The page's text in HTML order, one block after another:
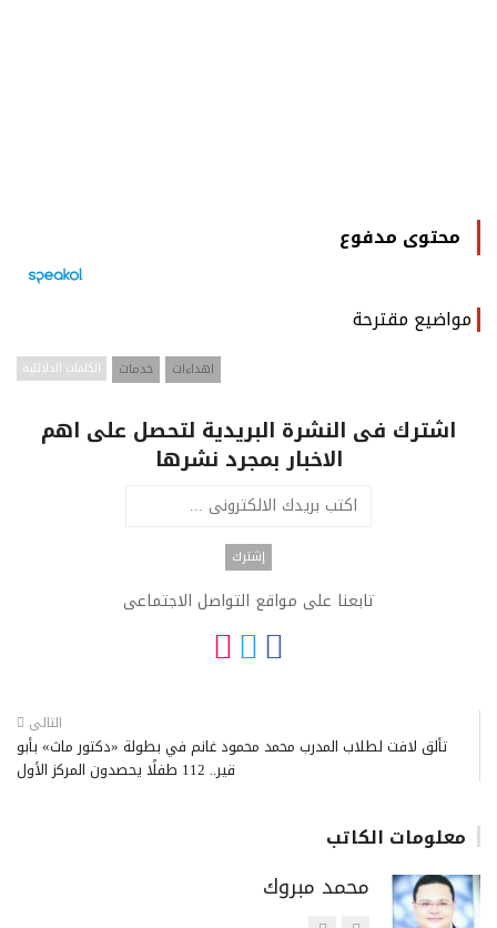
محتوى مدفوع
مواضيع مقترحة
الكلمات الدلائليه خدمات اهداءات
اشترك فى النشرة البريدية لتحصل على اهم
الاخبار بمجرد نشرها
تابعنا على مواقع التواصل الاجتماعى
التالى
تألق لافت لطلاب المدرب محمد محمود غانم في بطولة «دكتور ماث» بأبو
قير.. 112 طفلًا يحصدون المركز الأول
معلومات الكاتب
محمد مبروك